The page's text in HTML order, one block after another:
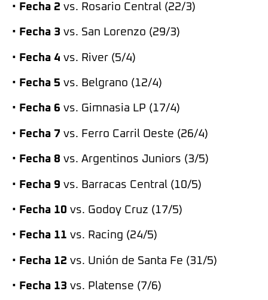
• Fecha 2 vs. Rosario Central (22/3)
• Fecha 3 vs. San Lorenzo (29/3)
• Fecha 4 vs. River (5/4)
• Fecha 5 vs. Belgrano (12/4)
• Fecha 6 vs. Gimnasia LP (17/4)
• Fecha 7 vs. Ferro Carril Oeste (26/4)
• Fecha 8 vs. Argentinos Juniors (3/5)
• Fecha 9 vs. Barracas Central (10/5)
• Fecha 10 vs. Godoy Cruz (17/5)
• Fecha 11 vs. Racing (24/5)
• Fecha 12 vs. Unión de Santa Fe (31/5)
• Fecha 13 vs. Platense (7/6)